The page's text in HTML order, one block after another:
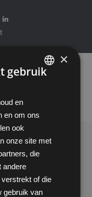
t.b.v.
×
gebruik
en
en om ons
ook
onze site met
die
andere
verstrekt of die
gebruik van